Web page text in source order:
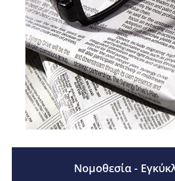
Νομοθεσία -